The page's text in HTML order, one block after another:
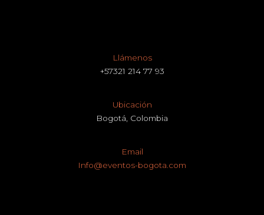
Llámenos
+57321 214 77 93
Ubicación
Bogotá, Colombia
Email
Info@eventos-bogota.com